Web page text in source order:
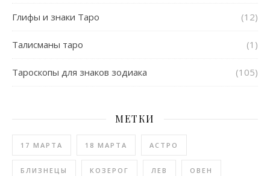
Глифы и знаки Таро (12)
Талисманы таро (1)
Тароскопы для знаков зодиака (105)
МЕТКИ
17 МАРТА 18 МАРТА АСТРО
БЛИЗНЕЦЫ КОЗЕРОГ ЛЕВ ОВЕН